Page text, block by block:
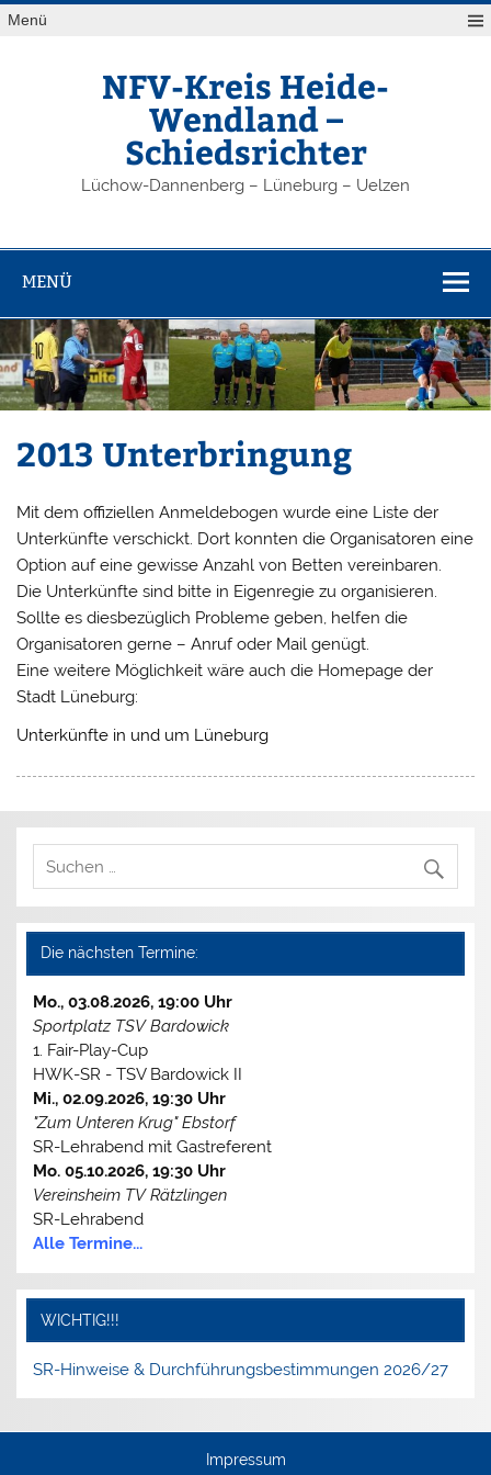
Zum
Inhalt
Menü
NFV-Kreis Heide-
Wendland –
Schiedsrichter
Lüchow-Dannenberg – Lüneburg – Uelzen
MENÜ
2013 Unterbringung
Mit dem offiziellen Anmeldebogen wurde eine Liste der
Unterkünfte verschickt. Dort konnten die Organisatoren eine
Option auf eine gewisse Anzahl von Betten vereinbaren.
Die Unterkünfte sind bitte in Eigenregie zu organisieren.
Sollte es diesbezüglich Probleme geben, helfen die
Organisatoren gerne – Anruf oder Mail genügt.
Eine weitere Möglichkeit wäre auch die Homepage der
Stadt Lüneburg:
Unterkünfte in und um Lüneburg
Die nächsten Termine:
Mo., 03.08.2026, 19:00 Uhr
Sportplatz TSV Bardowick
1. Fair-Play-Cup
HWK-SR - TSV Bardowick II
Mi., 02.09.2026, 19:30 Uhr
"Zum Unteren Krug" Ebstorf
SR-Lehrabend mit Gastreferent
Mo. 05.10.2026, 19:30 Uhr
Vereinsheim TV Rätzlingen
SR-Lehrabend
Alle Termine...
WICHTIG!!!
SR-Hinweise & Durchführungsbestimmungen 2026/27
Impressum